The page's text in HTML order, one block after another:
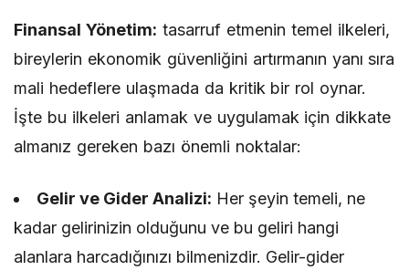
Finansal Yönetim: tasarruf etmenin temel ilkeleri,
bireylerin ekonomik güvenliğini artırmanın yanı sıra
mali hedeflere ulaşmada da kritik bir rol oynar.
İşte bu ilkeleri anlamak ve uygulamak için dikkate
almanız gereken bazı önemli noktalar:
Gelir ve Gider Analizi: Her şeyin temeli, ne
kadar gelirinizin olduğunu ve bu geliri hangi
alanlara harcadığınızı bilmenizdir. Gelir-gider